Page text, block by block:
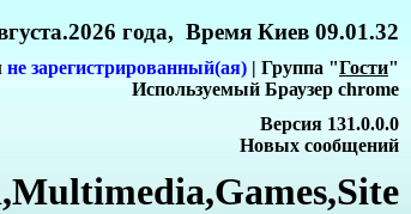
года, Время Киев 09.01.32
не зарегистрированный(ая) | Группа "Гости"
Используемый Браузер chrome
Версия 131.0.0.0
Новых сообщений